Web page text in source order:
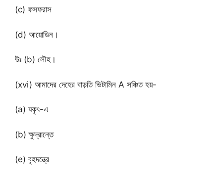
(c) ফসফরাস
(d) আয়োডিন।
উঃ (b) লৌহ।
(xvi) আমাদের দেহের বাড়তি ভিটামিন A সঞ্চিত হয়-
(a) যকৃৎ-এ
(b) ক্ষুদ্রান্তে
(e) বৃহদন্ত্রে